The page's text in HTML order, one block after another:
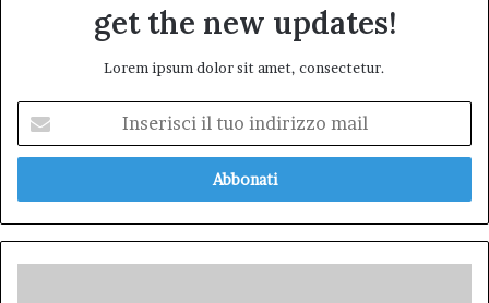
get the new updates!
Lorem ipsum dolor sit amet, consectetur.
tuo
mail